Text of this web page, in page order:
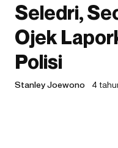
Seledri,
Ojek
Polisi
Stanley Joewono 4